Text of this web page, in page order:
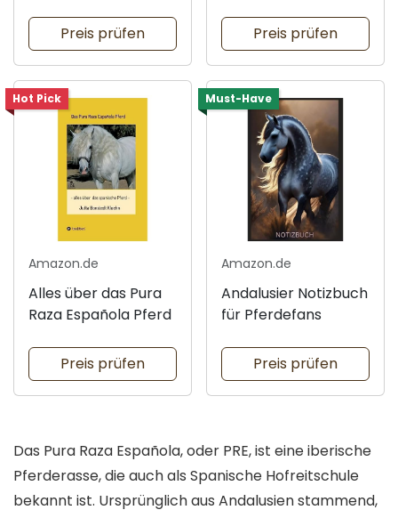
Preis prüfen Preis prüfen
Hot Pick
Amazon.de
Alles über das Pura
Raza Española Pferd
Preis prüfen
Must-Have
Amazon.de
Andalusier Notizbuch
für Pferdefans
Preis prüfen
Das Pura Raza Española, oder PRE, ist eine iberische
Pferderasse, die auch als Spanische Hofreitschule
bekannt ist. Ursprünglich aus Andalusien stammend,